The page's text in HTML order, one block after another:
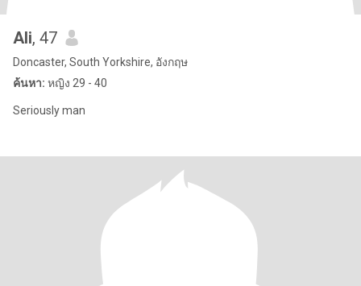
Ali, 47
Doncaster, South Yorkshire, อังกฤษ
ค้นหา: หญิง 29 - 40
Seriously man